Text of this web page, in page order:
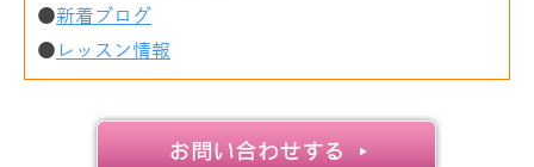
●新着ブログ
●レッスン情報